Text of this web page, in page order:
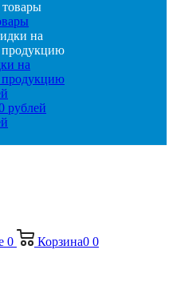
на
продукцию
рублей
0 Корзина0 0